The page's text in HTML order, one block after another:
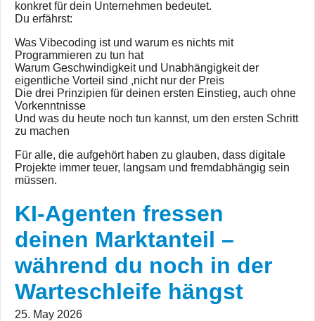
konkret für dein Unternehmen bedeutet.
Du erfährst:
Was Vibecoding ist und warum es nichts mit
Programmieren zu tun hat
Warum Geschwindigkeit und Unabhängigkeit der
eigentliche Vorteil sind ,nicht nur der Preis
Die drei Prinzipien für deinen ersten Einstieg, auch ohne
Vorkenntnisse
Und was du heute noch tun kannst, um den ersten Schritt
zu machen
Für alle, die aufgehört haben zu glauben, dass digitale
Projekte immer teuer, langsam und fremdabhängig sein
müssen.
KI-Agenten fressen
deinen Marktanteil –
während du noch in der
Warteschleife hängst
25. May 2026